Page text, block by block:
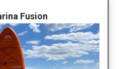
Fusion